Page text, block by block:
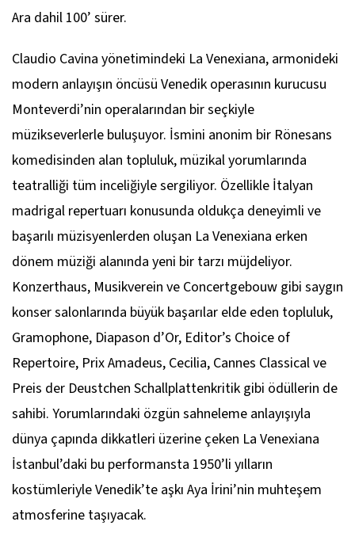
Ara dahil 100’ sürer.
Claudio Cavina yönetimindeki La Venexiana, armonideki
modern anlayışın öncüsü Venedik operasının kurucusu
Monteverdi’nin operalarından bir seçkiyle
müzikseverlerle buluşuyor. İsmini anonim bir Rönesans
komedisinden alan topluluk, müzikal yorumlarında
teatralliği tüm inceliğiyle sergiliyor. Özellikle İtalyan
madrigal repertuarı konusunda oldukça deneyimli ve
başarılı müzisyenlerden oluşan La Venexiana erken
dönem müziği alanında yeni bir tarzı müjdeliyor.
Konzerthaus, Musikverein ve Concertgebouw gibi saygın
konser salonlarında büyük başarılar elde eden topluluk,
Gramophone, Diapason d’Or, Editor’s Choice of
Repertoire, Prix Amadeus, Cecilia, Cannes Classical ve
Preis der Deustchen Schallplattenkritik gibi ödüllerin de
sahibi. Yorumlarındaki özgün sahneleme anlayışıyla
dünya çapında dikkatleri üzerine çeken La Venexiana
İstanbul’daki bu performansta 1950’li yılların
kostümleriyle Venedik’te aşkı Aya İrini’nin muhteşem
atmosferine taşıyacak.